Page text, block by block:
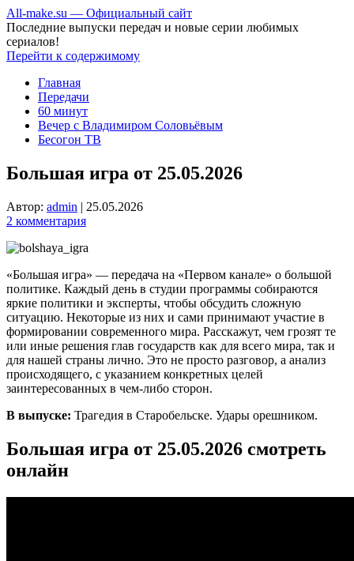
All-make.su — Официальный сайт
Последние выпуски передач и новые серии любимых
сериалов!
Перейти к содержимому
Главная
Передачи
60 минут
Вечер с Владимиром Соловьёвым
Бесогон ТВ
Большая игра от 25.05.2026
Автор: admin | 25.05.2026
2 комментария
«Большая игра» — передача на «Первом канале» о большой
политике. Каждый день в студии программы собираются
яркие политики и эксперты, чтобы обсудить сложную
ситуацию. Некоторые из них и сами принимают участие в
формировании современного мира. Расскажут, чем грозят те
или иные решения глав государств как для всего мира, так и
для нашей страны лично. Это не просто разговор, а анализ
происходящего, с указанием конкретных целей
заинтересованных в чем-либо сторон.
В выпуске: Трагедия в Старобельске. Удары орешником.
Большая игра от 25.05.2026 смотреть
онлайн